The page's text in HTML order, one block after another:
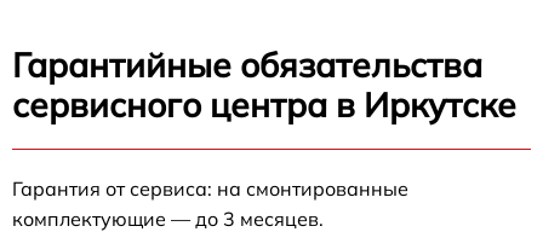
Гарантийные обязательства
сервисного центра в Иркутске
Гарантия от сервиса: на смонтированные
комплектующие — до 3 месяцев.